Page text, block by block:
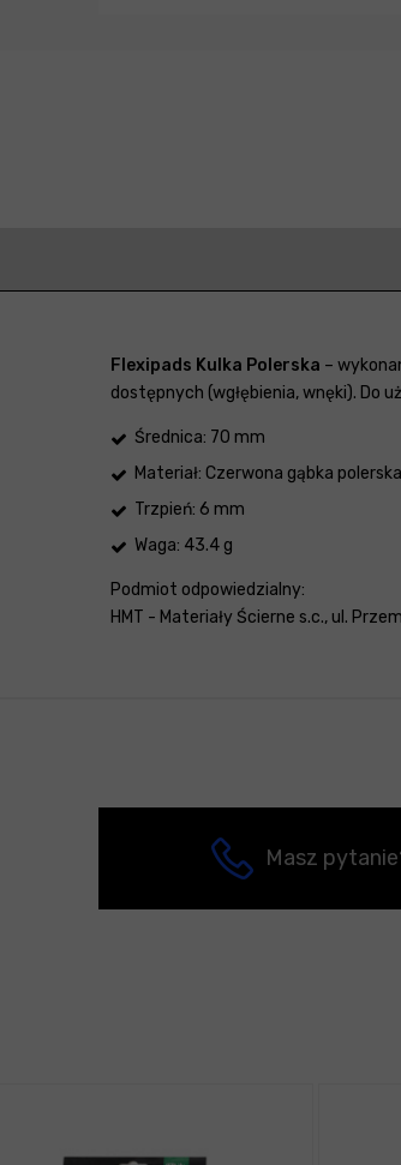
Flexipads Kulka Polerska –
dostępnych (wgłębienia, wnęki). Do
Średnica: 70 mm
Materiał: Czerwona gąbka polerska
Trzpień: 6 mm
Waga: 43.4 g
Podmiot odpowiedzialny:
HMT - Materiały Ścierne s.c., ul.
Masz